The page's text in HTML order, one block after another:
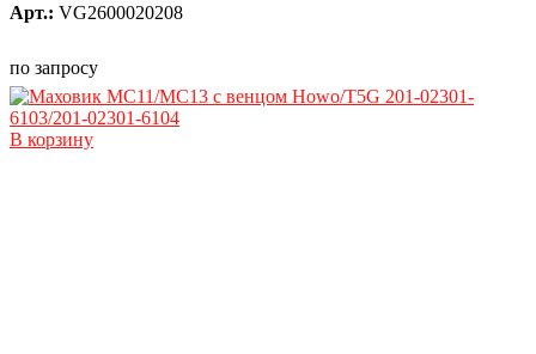
Арт.: VG2600020208
по запросу
В корзину